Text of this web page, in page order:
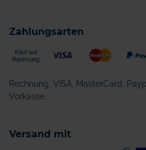
Zahlungsarten
Rechnung, VISA, MasterCard,
Vorkasse
Versand mit